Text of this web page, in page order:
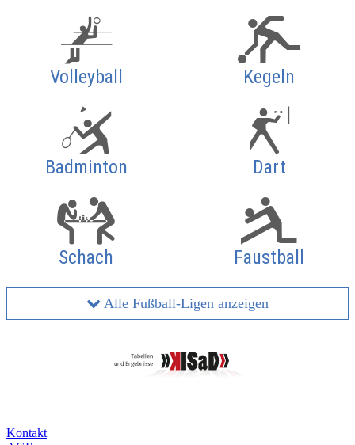
Volleyball Kegeln
Badminton Dart
Schach Faustball
Alle Fußball-Ligen anzeigen
Kontakt